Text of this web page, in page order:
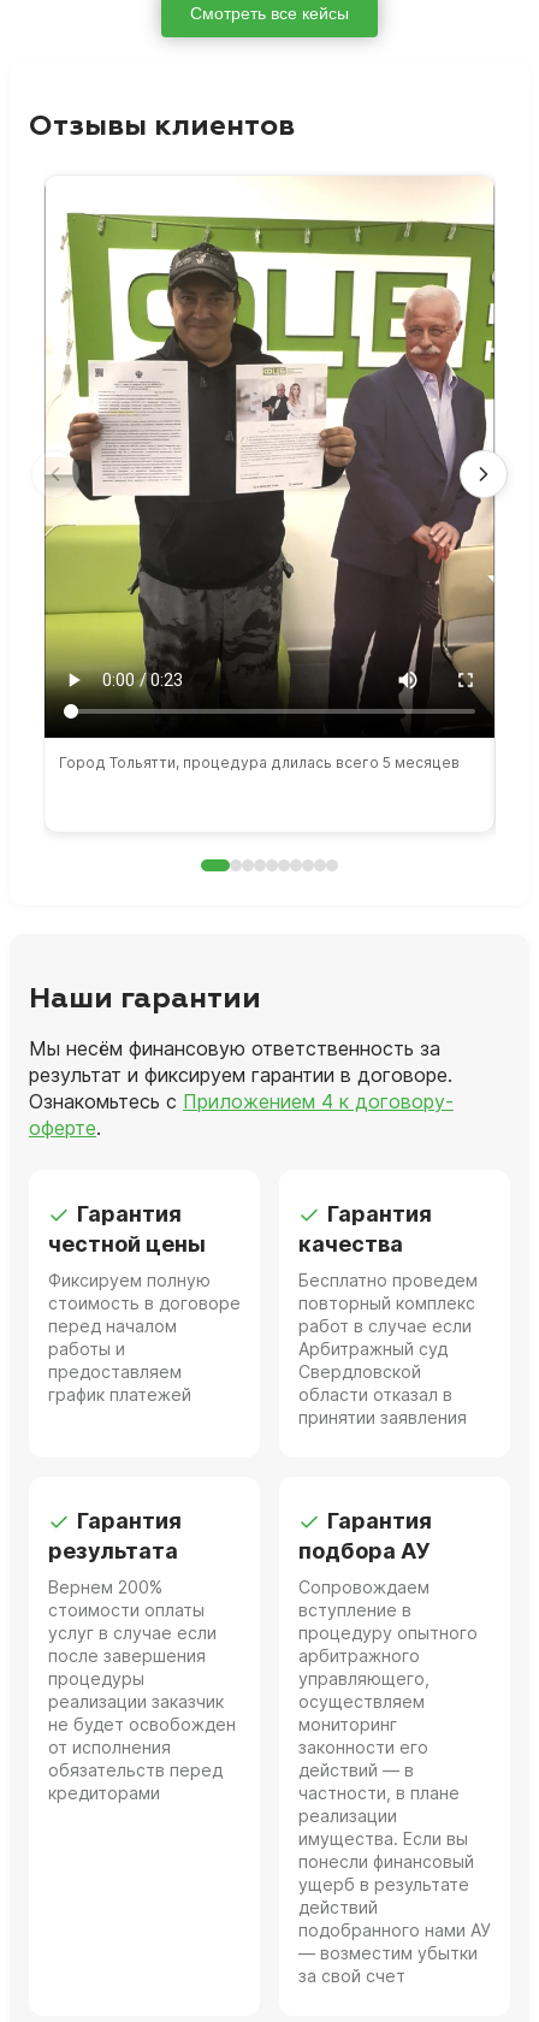
Смотреть все кейсы
Отзывы клиентов
Город Тольятти, процедура длилась всего 5 месяцев
Наши гарантии
Мы несём финансовую ответственность за
результат и фиксируем гарантии в договоре.
Ознакомьтесь с Приложением 4 к договору-
оферте.
Гарантия
честной цены
Фиксируем полную
стоимость в договоре
перед началом
работы и
предоставляем
график платежей
Гарантия
качества
Бесплатно проведем
повторный комплекс
работ в случае если
Арбитражный суд
Свердловской
области отказал в
принятии заявления
Гарантия
результата
Вернем 200%
стоимости оплаты
услуг в случае если
после завершения
процедуры
реализации заказчик
не будет освобожден
от исполнения
обязательств перед
кредиторами
Гарантия
подбора АУ
Сопровождаем
вступление в
процедуру опытного
арбитражного
управляющего,
осуществляем
мониторинг
законности его
действий — в
частности, в плане
реализации
имущества. Если вы
понесли финансовый
ущерб в результате
действий
подобранного нами АУ
— возместим убытки
за свой счет